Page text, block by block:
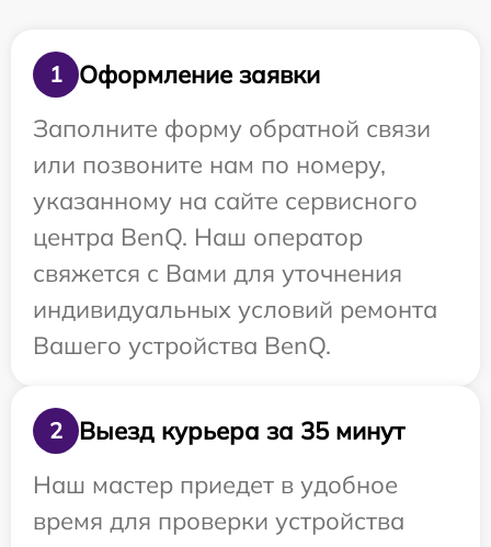
1
Оформление заявки
Заполните форму обратной связи
или позвоните нам по номеру,
указанному на сайте сервисного
центра BenQ. Наш оператор
свяжется с Вами для уточнения
индивидуальных условий ремонта
Вашего устройства BenQ.
2
Выезд курьера за 35 минут
Наш мастер приедет в удобное
время для проверки устройства